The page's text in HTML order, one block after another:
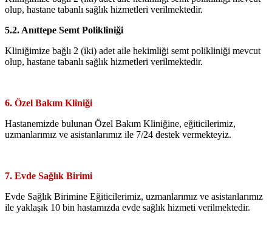
olup, hastane tabanlı sağlık hizmetleri verilmektedir.
5.2. Anıttepe Semt Polikliniği
Kliniğimize bağlı 2 (iki) adet aile hekimliği semt polikliniği mevcut
olup, hastane tabanlı sağlık hizmetleri verilmektedir.
6. Özel Bakım Kliniği
Hastanemizde bulunan Özel Bakım Kliniğine, eğiticilerimiz,
uzmanlarımız ve asistanlarımız ile 7/24 destek vermekteyiz.
7. Evde Sağlık Birimi
Evde Sağlık Birimine Eğiticilerimiz, uzmanlarımız ve asistanlarımız
ile yaklaşık 10 bin hastamızda evde sağlık hizmeti verilmektedir.